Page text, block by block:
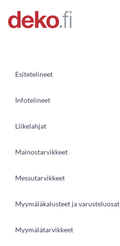
sisältöön
Esitetelineet
Infotelineet
Liikelahjat
Mainostarvikkeet
Messutarvikkeet
Myymäläkalusteet ja varusteluosat
Myymälätarvikkeet